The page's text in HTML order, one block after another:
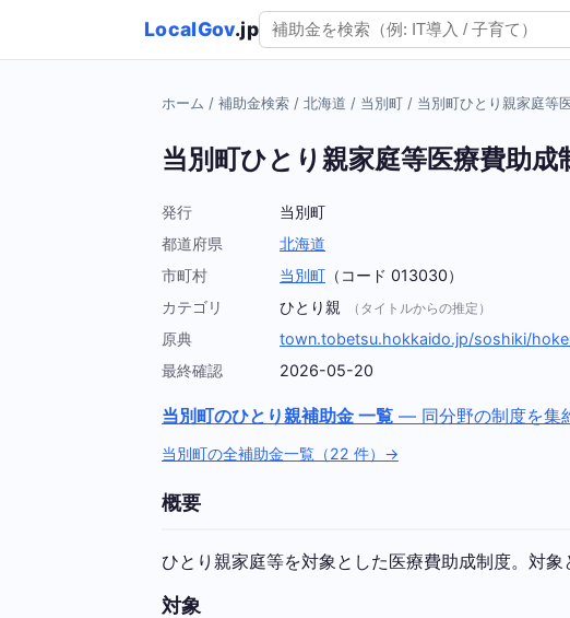
LocalGov.jp
ホーム / 補助金検索 / 北海道 / 当別町 / 当別町ひとり親家庭等
当別町ひとり親家庭等医療費助成
発行
当別町
都道府県
北海道
市町村
当別町 （コード 013030）
カテゴリ
ひとり親 （タイトルからの推定）
原典
town.tobetsu.hokkaido.jp/soshiki/
最終確認
2026-05-20
当別町のひとり親補助金 一覧 — 同分野の制度を集
当別町の全補助金一覧（22 件）→
概要
ひとり親家庭等を対象とした医療費助成制度。対
対象